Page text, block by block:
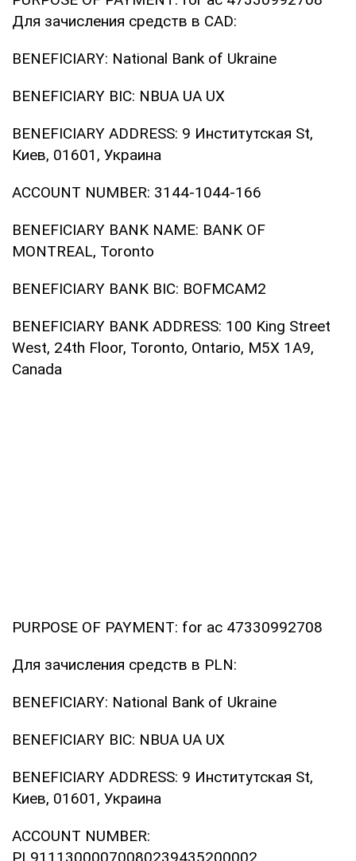
Для зачисления средств в CAD:
BENEFICIARY: National Bank of Ukraine
BENEFICIARY BIC: NBUA UA UX
BENEFICIARY ADDRESS: 9 Институтская St,
Киев, 01601, Украина
ACCOUNT NUMBER: 3144-1044-166
BENEFICIARY BANK NAME: BANK OF
MONTREAL, Toronto
BENEFICIARY BANK BIC: BOFMCAM2
BENEFICIARY BANK ADDRESS: 100 King Street
West, 24th Floor, Toronto, Ontario, M5X 1A9,
Canada
PURPOSE OF PAYMENT: for ac 47330992708
Для зачисления средств в PLN:
BENEFICIARY: National Bank of Ukraine
BENEFICIARY BIC: NBUA UA UX
BENEFICIARY ADDRESS: 9 Институтская St,
Киев, 01601, Украина
ACCOUNT NUMBER:
PL91113000070080239435200002